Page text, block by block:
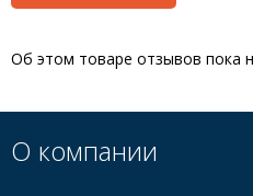
Об этом товаре отзывов пока
О компании